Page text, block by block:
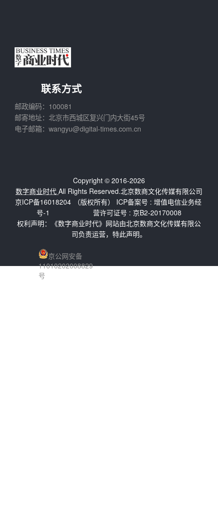
联系方式
邮政编码：100081
邮寄地址：北京市西城区复兴门内大街45号
电子邮箱：wangyu@digital-times.com.cn
Copyright © 2016-2026
数字商业时代 All Rights Reserved.北京数商文化传媒有限公司
（版权所有） ICP备案号 :
京ICP备16018204
号-1
增值电信业务经
营许可证号 : 京B2-20170008
权利声明：《数字商业时代》网站由北京数商文化传媒有限公
司负责运营，特此声明。
京公网安备
11010202008829
号